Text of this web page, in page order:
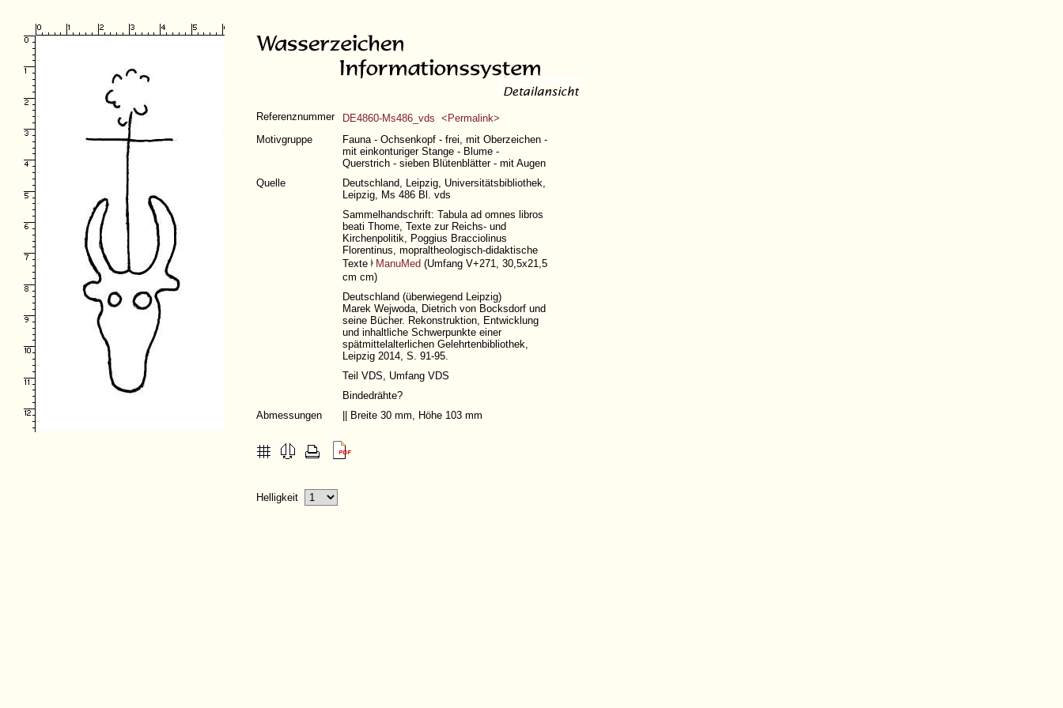
Referenznummer
DE4860-Ms486_vds <Permalink>
Motivgruppe
Fauna - Ochsenkopf - frei, mit Oberzeichen -
mit einkonturiger Stange - Blume -
Querstrich - sieben Blütenblätter - mit Augen
Quelle
Deutschland, Leipzig, Universitätsbibliothek,
Leipzig, Ms 486 Bl. vds
Sammelhandschrift: Tabula ad omnes libros
beati Thome, Texte zur Reichs- und
Kirchenpolitik, Poggius Bracciolinus
Florentinus, mopraltheologisch-didaktische
Texte
ManuMed (Umfang V+271, 30,5x21,5
cm cm)
Deutschland (überwiegend Leipzig)
Marek Wejwoda, Dietrich von Bocksdorf und
seine Bücher. Rekonstruktion, Entwicklung
und inhaltliche Schwerpunkte einer
spätmittelalterlichen Gelehrtenbibliothek,
Leipzig 2014, S. 91-95.
Teil VDS, Umfang VDS
Bindedrähte?
Abmessungen
|| Breite 30 mm, Höhe 103 mm
Helligkeit